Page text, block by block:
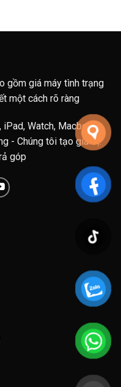
gồm giá máy tình trạng
một cách rõ ràng
Watch, Macbook,
- Chúng tôi tạo giá trị.
góp